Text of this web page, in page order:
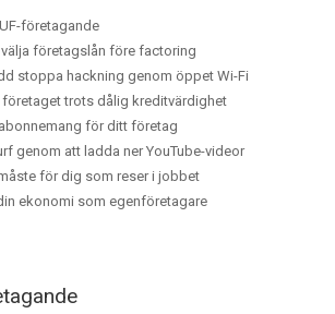
företagande
företagslån före factoring
stoppa hackning genom öppet Wi-Fi
företaget trots dålig kreditvärdighet
för ditt företag
genom att ladda ner YouTube-videor
för dig som reser i jobbet
ekonomi som egenföretagare